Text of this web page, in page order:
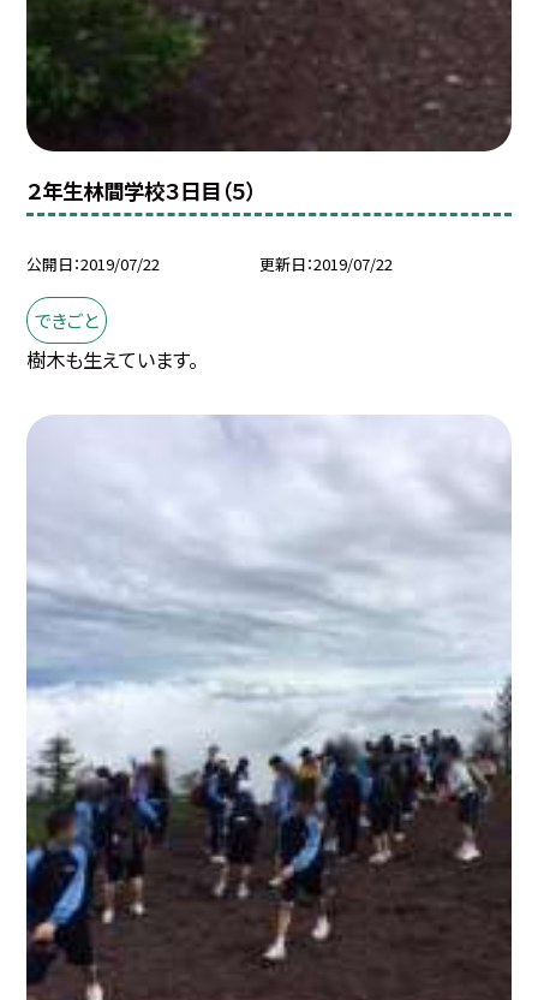
２年生林間学校３日目（５）
公開日 2019/07/22 更新日 2019/07/22
できごと
樹木も生えています。